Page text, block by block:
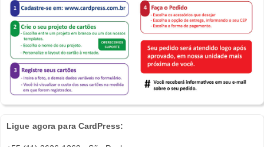
Ligue agora para CardPress: